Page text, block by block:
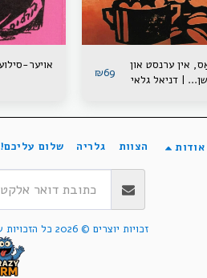
אין ערנסט און
| דניאל גלאי
₪69
אויער-
אודות הצוות גלריה שלום עליכם!
זכויות יוצרים © 2026 כל הזכויות שמורות -